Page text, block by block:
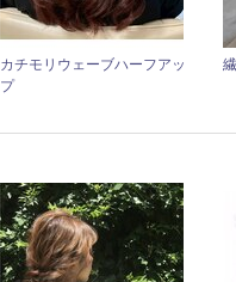
カチモリウェーブハーフアッ
プ